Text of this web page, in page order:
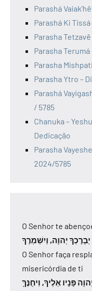
Parashá
Parashá Ki
Parasha
Parasha Terumá
Parasha
Parasha Ytro –
Parashá
/ 5785
Chanuka –
Dedicação
Parasha
2024/5785
O Senhor te
יְבָרֶכְךָ יְהוָה, וְיִשְׁמְרֶךָ
O Senhor faça
misericórdia de ti
פָּנָיו אֵלֶיךָ, וִיחֻנֶּךָּ